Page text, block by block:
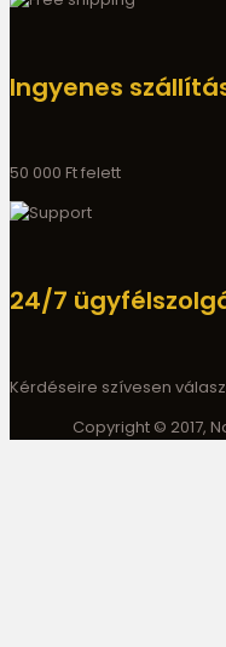
Ingyenes
50 000 Ft felett
24/7
Kérdéseire szívesen
Copyright © 2017,